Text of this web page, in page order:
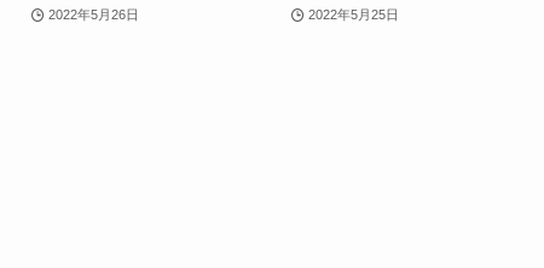
2022年5月26日 2022年5月25日